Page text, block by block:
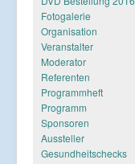
Fotogalerie
Organisation
Veranstalter
Moderator
Referenten
Programmheft
Programm
Sponsoren
Aussteller
Gesundheitschecks